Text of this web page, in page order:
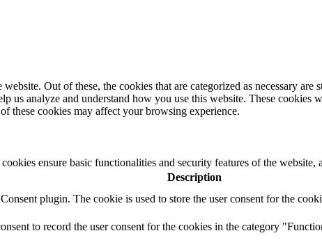
Out of these, the cookies that are categorized as necessary are
us analyze and understand how you use this website. These
these cookies may affect your browsing experience.
ensure basic functionalities and security features of the website,
Description
plugin. The cookie is used to store the user consent for the
to record the user consent for the cookies in the category